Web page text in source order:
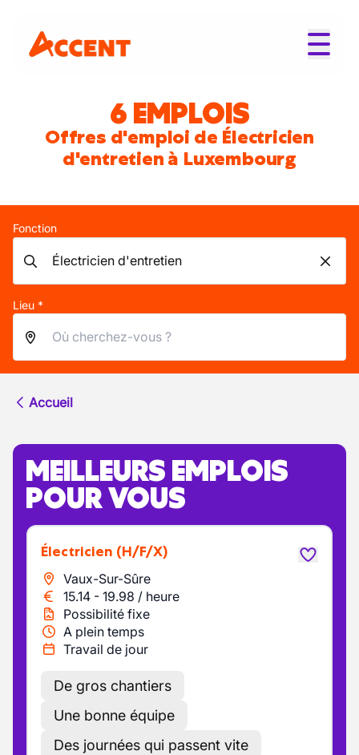
6 EMPLOIS
Offres d'emploi de Électricien
d'entretien à Luxembourg
Fonction
Lieu *
Accueil
MEILLEURS EMPLOIS
POUR VOUS
Électricien (H/F/X)
Vaux-Sur-Sûre
15.14 - 19.98 / heure
Possibilité fixe
A plein temps
Travail de jour
De gros chantiers
Une bonne équipe
Des journées qui passent vite